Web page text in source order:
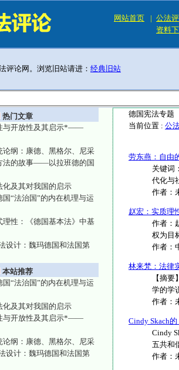
网站首页 | 公法
资料
评论网。浏览旧站请进： 经典旧站
热门文章
与开放性及其启示*——
纲：康德、黑格尔、尼采
法的故事——以拉班德的国
化及其对我国的启示
“法治国”的内在机理与运
性：《德国基本法》中基
设计：魏玛德国和法国第
本站推荐
“法治国”的内在机理与运
化及其对我国的启示
与开放性及其启示*——
纲：康德、黑格尔、尼采
设计：魏玛德国和法国第
德国宪法专题
当前位置 : 公
劳东燕：自由
关键词
代化与
作者：
赵宏：实质理
作者：
权为目
作者：
林来梵：法律
【摘
学的学
作者：
Cindy Skach
Cindy
五共和
作者：